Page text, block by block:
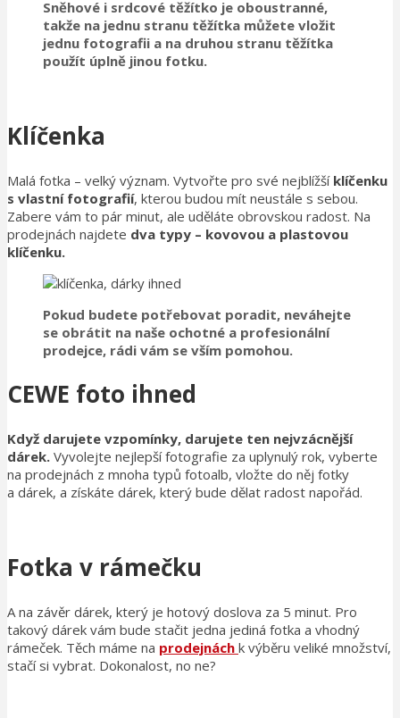
Sněhové i srdcové těžítko je oboustranné,
takže na jednu stranu těžítka můžete vložit
jednu fotografii a na druhou stranu těžítka
použít úplně jinou fotku.
Klíčenka
Malá fotka – velký význam. Vytvořte pro své nejblížší klíčenku
s vlastní fotografií, kterou budou mít neustále s sebou.
Zabere vám to pár minut, ale uděláte obrovskou radost. Na
prodejnách najdete dva typy – kovovou a plastovou
klíčenku.
Pokud budete potřebovat poradit, neváhejte
se obrátit na naše ochotné a profesionální
prodejce, rádi vám se vším pomohou.
CEWE foto ihned
Když darujete vzpomínky, darujete ten nejvzácnější
dárek. Vyvolejte nejlepší fotografie za uplynulý rok, vyberte
na prodejnách z mnoha typů fotoalb, vložte do něj fotky
a dárek, a získáte dárek, který bude dělat radost napořád.
Fotka v rámečku
A na závěr dárek, který je hotový doslova za 5 minut. Pro
takový dárek vám bude stačit jedna jediná fotka a vhodný
rámeček. Těch máme na prodejnách k výběru veliké množství,
stačí si vybrat. Dokonalost, no ne?